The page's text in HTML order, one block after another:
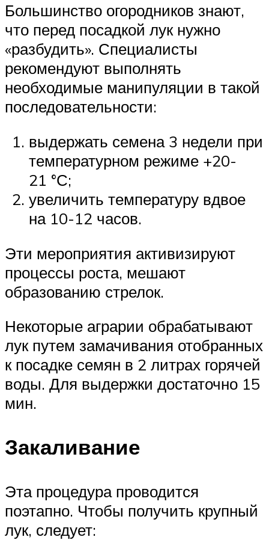
Большинство огородников знают,
что перед посадкой лук нужно
«разбудить». Специалисты
рекомендуют выполнять
необходимые манипуляции в такой
последовательности:
выдержать семена 3 недели при
температурном режиме +20-
21 °С;
увеличить температуру вдвое
на 10-12 часов.
Эти мероприятия активизируют
процессы роста, мешают
образованию стрелок.
Некоторые аграрии обрабатывают
лук путем замачивания отобранных
к посадке семян в 2 литрах горячей
воды. Для выдержки достаточно 15
мин.
Закаливание
Эта процедура проводится
поэтапно. Чтобы получить крупный
лук, следует: